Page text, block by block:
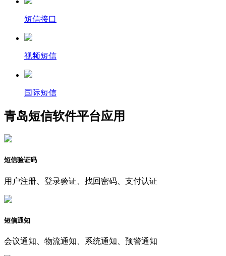
短信接口
视频短信
国际短信
青岛短信软件平台应用
短信验证码
用户注册、登录验证、找回密码、支付认证
短信通知
会议通知、物流通知、系统通知、预警通知